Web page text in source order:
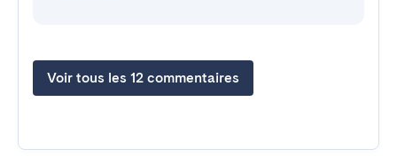
Voir tous les 12 commentaires